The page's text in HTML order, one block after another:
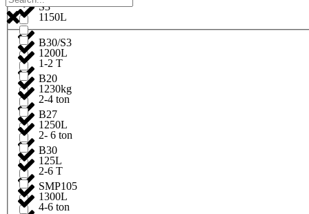
S3
B30/S3
B20
B27
B30
SMP105
1150L
1200L
1230kg
1250L
125L
1300L
1-2 T
2-4 ton
2- 6 ton
2-6 T
4-6 ton